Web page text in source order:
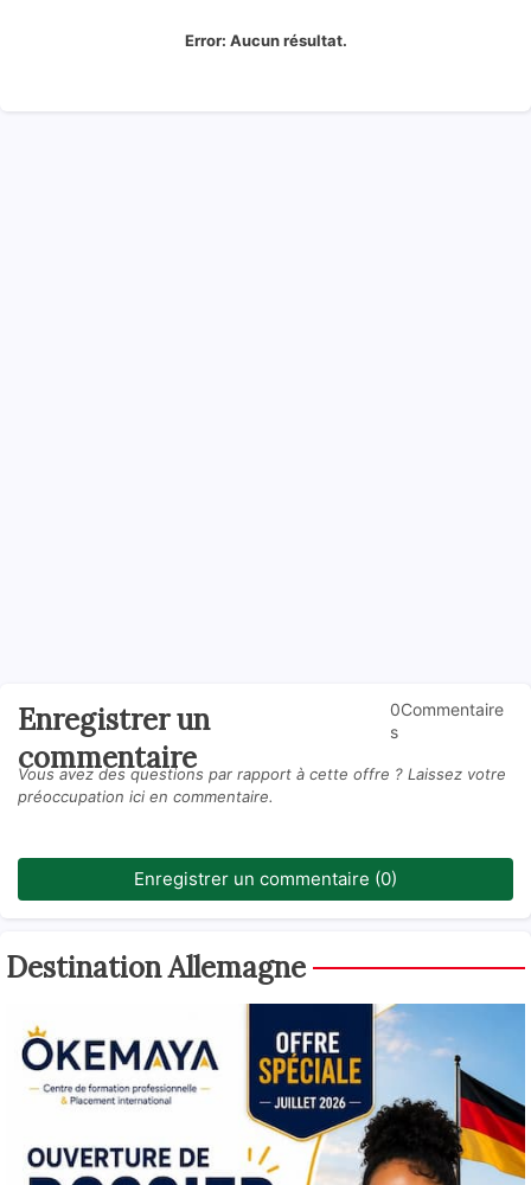
Error: Aucun résultat.
Enregistrer un
commentaire
0Commentaire
s
Vous avez des questions par rapport à cette offre ? Laissez votre
préoccupation ici en commentaire.
Enregistrer un commentaire (0)
Destination Allemagne